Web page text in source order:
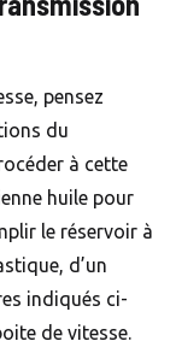
pensez
du
à cette
huile pour
le réservoir à
d’un
indiqués ci-
de vitesse.